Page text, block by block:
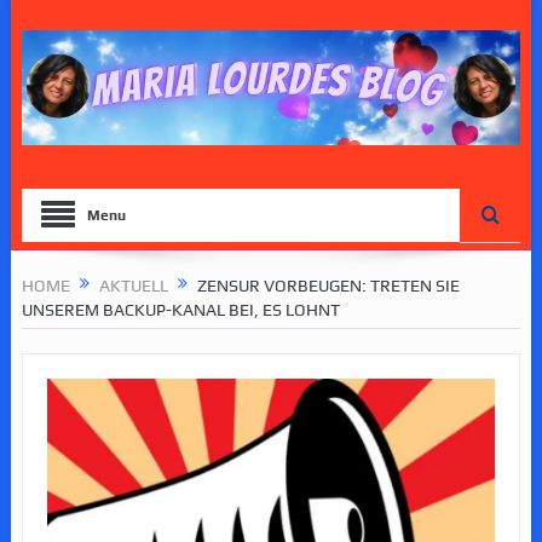
Menu
HOME AKTUELL
ZENSUR VORBEUGEN: TRETEN SIE
UNSEREM BACKUP-KANAL BEI, ES LOHNT